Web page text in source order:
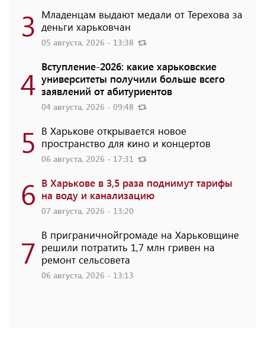
3 Младенцам выдают медали от Терехова за
деньги харьковчан
05 августа, 2026 - 13:38
4 Вступление-2026: какие харьковские
университеты получили больше всего
заявлений от абитуриентов
04 августа, 2026 - 09:48
5 В Харькове открывается новое
пространство для кино и концертов
06 августа, 2026 - 17:31
6 В Харькове в 3,5 раза поднимут тарифы
на воду и канализацию
07 августа, 2026 - 13:20
7 В приграничнойгромаде на Харьковщине
решили потратить 1,7 млн ​​гривен на
ремонт сельсовета
06 августа, 2026 - 13:13